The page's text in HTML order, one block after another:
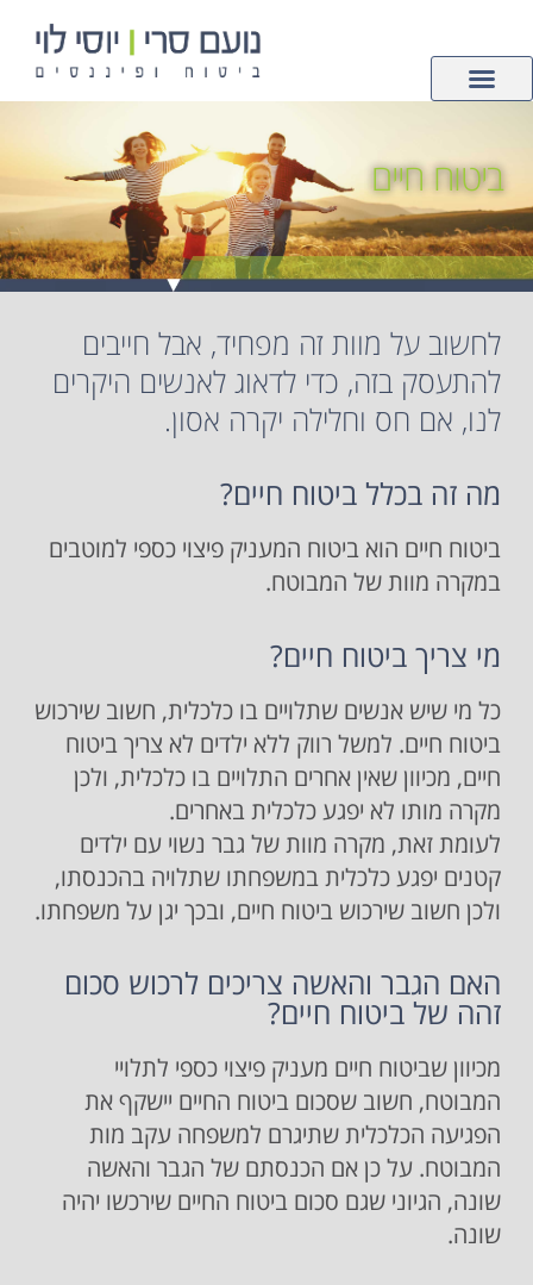
ביטוח חיים
לחשוב על מוות זה מפחיד, אבל חייבים
להתעסק בזה, כדי לדאוג לאנשים היקרים
לנו, אם חס וחלילה יקרה אסון.
מה זה בכלל ביטוח חיים?
ביטוח חיים הוא ביטוח המעניק פיצוי כספי למוטבים
במקרה מוות של המבוטח.
מי צריך ביטוח חיים?
כל מי שיש אנשים שתלויים בו כלכלית, חשוב שירכוש
ביטוח חיים. למשל רווק ללא ילדים לא צריך ביטוח
חיים, מכיוון שאין אחרים התלויים בו כלכלית, ולכן
מקרה מותו לא יפגע כלכלית באחרים.
לעומת זאת, מקרה מוות של גבר נשוי עם ילדים
קטנים יפגע כלכלית במשפחתו שתלויה בהכנסתו,
ולכן חשוב שירכוש ביטוח חיים, ובכך יגן על משפחתו.
האם הגבר והאשה צריכים לרכוש סכום
זהה של ביטוח חיים?
מכיוון שביטוח חיים מעניק פיצוי כספי לתלויי
המבוטח, חשוב שסכום ביטוח החיים יישקף את
הפגיעה הכלכלית שתיגרם למשפחה עקב מות
המבוטח. על כן אם הכנסתם של הגבר והאשה
שונה, הגיוני שגם סכום ביטוח החיים שירכשו יהיה
שונה.